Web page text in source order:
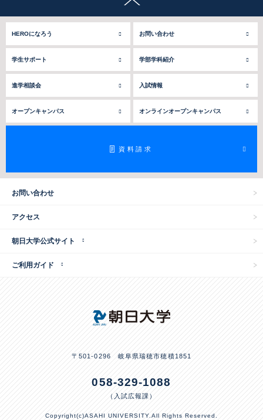
HEROになろう お問い合わせ
学生サポート 学部学科紹介
進学相談会 入試情報
オープンキャンパス オンラインオープンキャンパス
資料請求
お問い合わせ
アクセス
朝日大学公式サイト
ご利用ガイド
〒501-0296 岐阜県瑞穂市穂積1851
058-329-1088
（入試広報課）
Copyright(c)ASAHI UNIVERSITY.All Rights Reserved.